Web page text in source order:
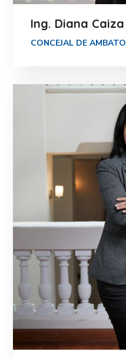
Ing. Diana Caiza
CONCEJAL DE AMBATO